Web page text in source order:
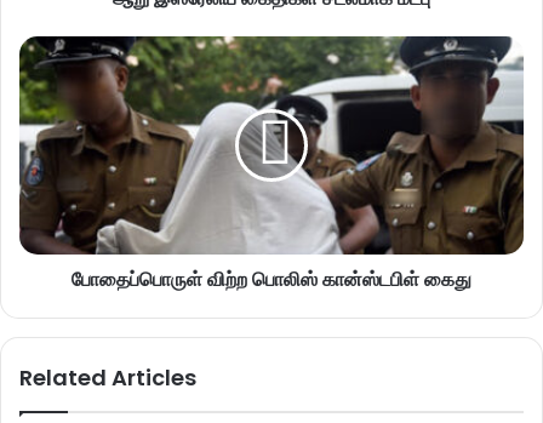
போதைப்பொருள் விற்ற பொலிஸ் கான்ஸ்டபிள் கைது
Related Articles